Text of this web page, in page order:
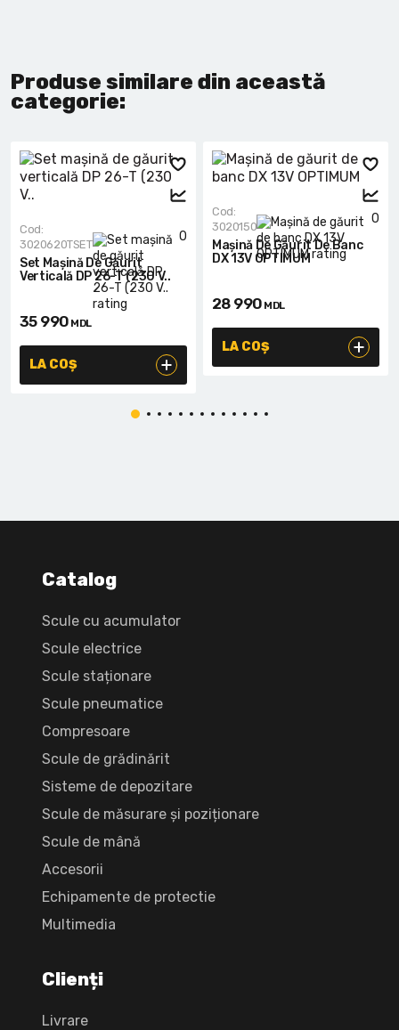
Produse similare din această
categorie:
0
Cod:
3020620TSET
Set Mașină De Găurit
Verticală DP 26-T (230 V..
35 990 MDL
LA COȘ
0
Cod:
3020150
Mașină De Găurit De Banc
DX 13V OPTIMUM
28 990 MDL
LA COȘ
Catalog
Scule cu acumulator
Scule electrice
Scule staționare
Scule pneumatice
Compresoare
Scule de grădinărit
Sisteme de depozitare
Scule de măsurare și poziționare
Scule de mână
Accesorii
Echipamente de protectie
Multimedia
Clienți
Livrare